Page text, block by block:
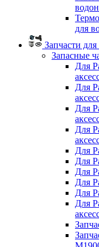
для
Запчасти
Запасные
Для
Для
Для
Для
Для
Для
Для
Для
Для
Для